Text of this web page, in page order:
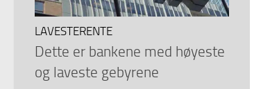
LAVESTERENTE
Dette er bankene med høyeste
og laveste gebyrene